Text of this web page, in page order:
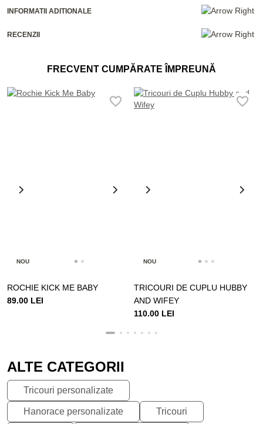
INFORMATII ADITIONALE
RECENZII
FRECVENT CUMPĂRATE ÎMPREUNĂ
NOU
ROCHIE KICK ME BABY
89.00 LEI
NOU
TRICOURI DE CUPLU HUBBY
AND WIFEY
110.00 LEI
ALTE CATEGORII
Tricouri personalizate
Hanorace personalizate Tricouri